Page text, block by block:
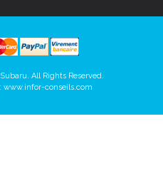
All Rights Reserved.
www.infor-conseils.com